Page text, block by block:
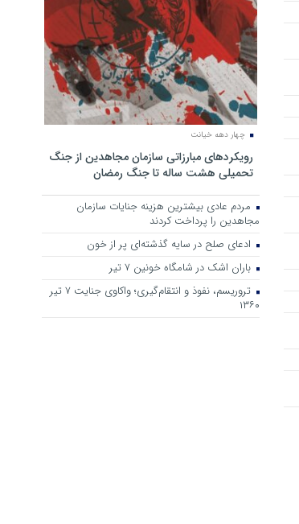
چهار دهه خیانت
رویکرد‌های مبارزاتی سازمان مجاهدین از جنگ
تحمیلی هشت ساله تا جنگ رمضان
مردم عادی بیشترین هزینه جنایات سازمان
مجاهدین را پرداخت کردند
ادعای صلح در سایه گذشته‌ای پر از خون
باران اشک در شامگاه خونین 7 تیر
تروریسم، نفوذ و انتقام‌گیری؛ واکاوی جنایت ۷ تیر
۱۳۶۰